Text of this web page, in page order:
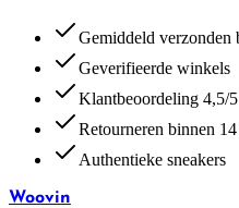
Gemiddeld verzonden
Geverifieerde winkels
Klantbeoordeling 4,5/5
Retourneren binnen 14
Authentieke sneakers
Woovin